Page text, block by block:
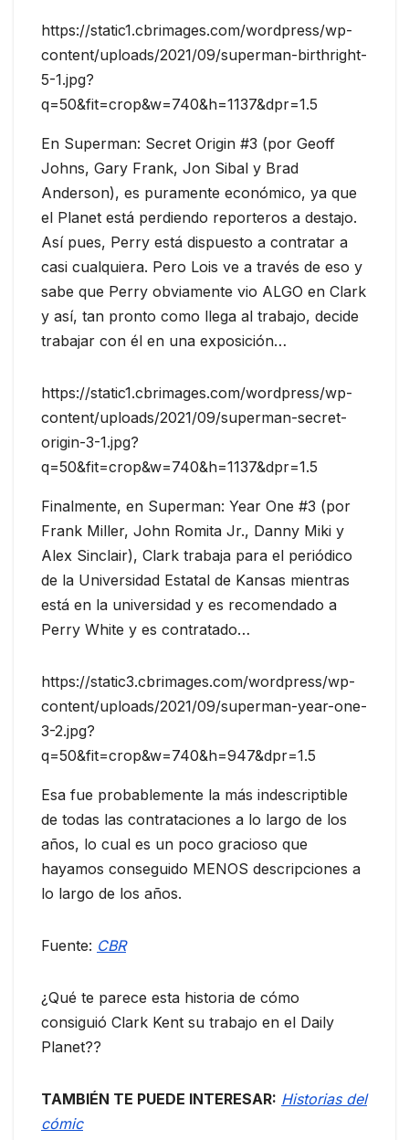
https://static1.cbrimages.com/wordpress/wp-
content/uploads/2021/09/superman-birthright-
5-1.jpg?
q=50&fit=crop&w=740&h=1137&dpr=1.5
En Superman: Secret Origin #3 (por Geoff
Johns, Gary Frank, Jon Sibal y Brad
Anderson), es puramente económico, ya que
el Planet está perdiendo reporteros a destajo.
Así pues, Perry está dispuesto a contratar a
casi cualquiera. Pero Lois ve a través de eso y
sabe que Perry obviamente vio ALGO en Clark
y así, tan pronto como llega al trabajo, decide
trabajar con él en una exposición…
https://static1.cbrimages.com/wordpress/wp-
content/uploads/2021/09/superman-secret-
origin-3-1.jpg?
q=50&fit=crop&w=740&h=1137&dpr=1.5
Finalmente, en Superman: Year One #3 (por
Frank Miller, John Romita Jr., Danny Miki y
Alex Sinclair), Clark trabaja para el periódico
de la Universidad Estatal de Kansas mientras
está en la universidad y es recomendado a
Perry White y es contratado…
https://static3.cbrimages.com/wordpress/wp-
content/uploads/2021/09/superman-year-one-
3-2.jpg?
q=50&fit=crop&w=740&h=947&dpr=1.5
Esa fue probablemente la más indescriptible
de todas las contrataciones a lo largo de los
años, lo cual es un poco gracioso que
hayamos conseguido MENOS descripciones a
lo largo de los años.
Fuente: CBR
¿Qué te parece esta historia de cómo
consiguió Clark Kent su trabajo en el Daily
Planet??
TAMBIÉN TE PUEDE INTERESAR: Historias del
cómic